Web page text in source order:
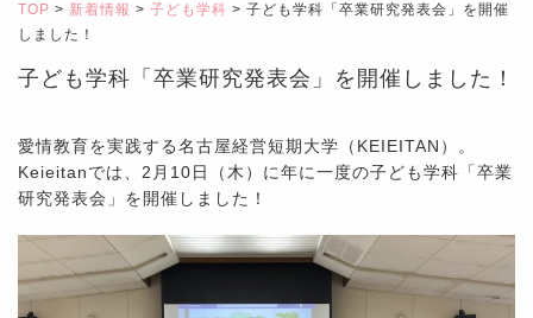
TOP > 新着情報 > 子ども学科 > 子ども学科「卒業研究発表会」を開催
しました！
子ども学科「卒業研究発表会」を開催しました！
愛情教育を実践する名古屋経営短期大学（KEIEITAN）。
Keieitanでは、2月10日（木）に年に一度の子ども学科「卒業
研究発表会」を開催しました！